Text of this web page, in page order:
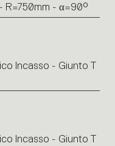
- α=90°
Incasso - Giunto T
Incasso - Giunto T